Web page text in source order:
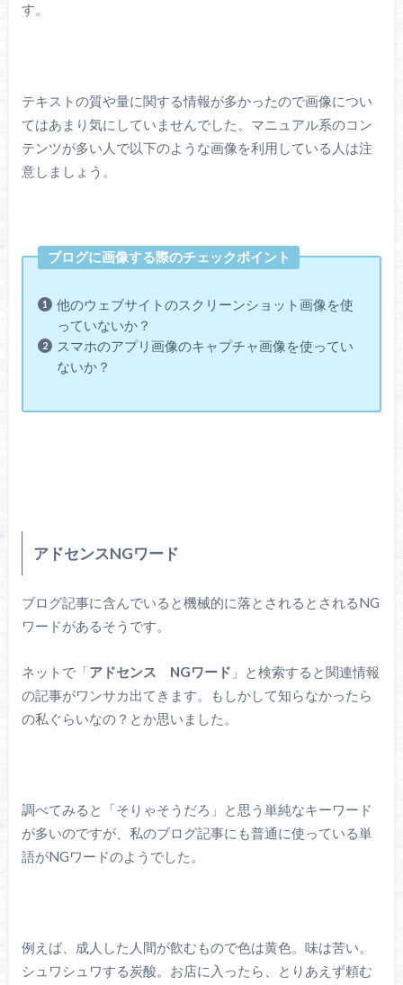
す。
テキストの質や量に関する情報が多かったので画像につい
てはあまり気にしていませんでした。マニュアル系のコン
テンツが多い人で以下のような画像を利用している人は注
意しましょう。
ブログに画像する際のチェックポイント
他のウェブサイトのスクリーンショット画像を使
っていないか？
スマホのアプリ画像のキャプチャ画像を使ってい
ないか？
アドセンスNGワード
ブログ記事に含んでいると機械的に落とされるとされるNG
ワードがあるそうです。
ネットで「アドセンス NGワード 」と検索すると関連情報
の記事がワンサカ出てきます。もしかして知らなかったら
の私ぐらいなの？とか思いました。
調べてみると「そりゃそうだろ」と思う単純なキーワード
が多いのですが、私のブログ記事にも普通に使っている単
語がNGワードのようでした。
例えば、成人した人間が飲むもので色は黄色。味は苦い。
シュワシュワする炭酸。お店に入ったら、とりあえず頼む